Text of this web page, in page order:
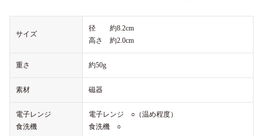
サイズ
径 約8.2cm
高さ 約2.0cm
重さ 約50g
素材 磁器
電子レンジ
食洗機
電子レンジ ○（温め程度）
食洗機 ○